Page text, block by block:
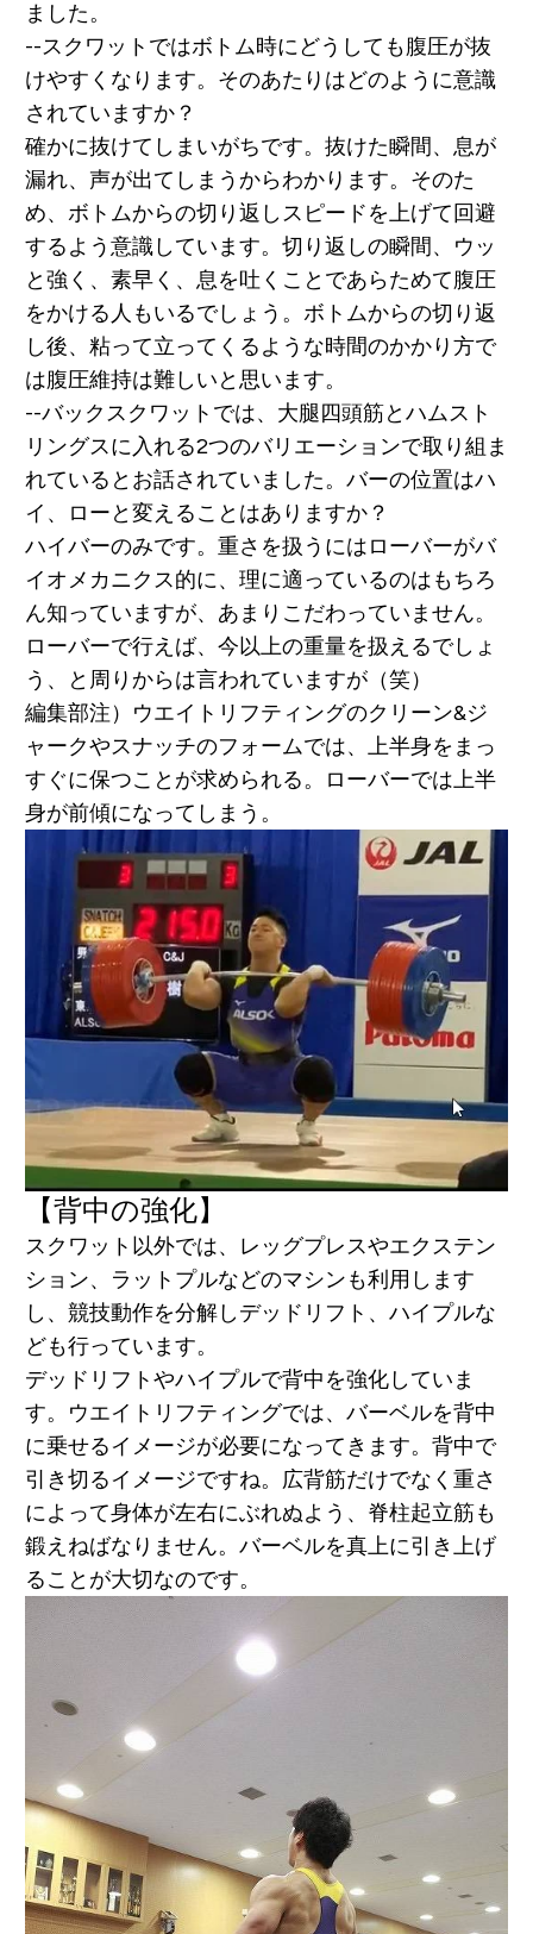
ました。
--スクワットではボトム時にどうしても腹圧が抜
けやすくなります。そのあたりはどのように意識
されていますか？
確かに抜けてしまいがちです。抜けた瞬間、息が
漏れ、声が出てしまうからわかります。そのた
め、ボトムからの切り返しスピードを上げて回避
するよう意識しています。切り返しの瞬間、ウッ
と強く、素早く、息を吐くことであらためて腹圧
をかける人もいるでしょう。ボトムからの切り返
し後、粘って立ってくるような時間のかかり方で
は腹圧維持は難しいと思います。
--バックスクワットでは、大腿四頭筋とハムスト
リングスに入れる2つのバリエーションで取り組ま
れているとお話されていました。バーの位置はハ
イ、ローと変えることはありますか？
ハイバーのみです。重さを扱うにはローバーがバ
イオメカニクス的に、理に適っているのはもちろ
ん知っていますが、あまりこだわっていません。
ローバーで行えば、今以上の重量を扱えるでしょ
う、と周りからは言われていますが（笑）
編集部注）ウエイトリフティングのクリーン&ジ
ャークやスナッチのフォームでは、上半身をまっ
すぐに保つことが求められる。ローバーでは上半
身が前傾になってしまう。
【背中の強化】
スクワット以外では、レッグプレスやエクステン
ション、ラットプルなどのマシンも利用します
し、競技動作を分解しデッドリフト、ハイプルな
ども行っています。
デッドリフトやハイプルで背中を強化していま
す。ウエイトリフティングでは、バーベルを背中
に乗せるイメージが必要になってきます。背中で
引き切るイメージですね。広背筋だけでなく重さ
によって身体が左右にぶれぬよう、脊柱起立筋も
鍛えねばなりません。バーベルを真上に引き上げ
ることが大切なのです。